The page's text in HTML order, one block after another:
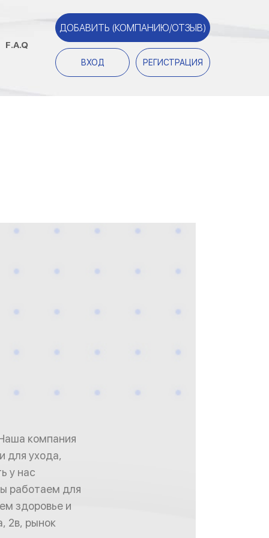
F.A.Q
ДОБАВИТЬ (КОМПАНИЮ/ОТЗЫВ)
ВХОД РЕГИСТРАЦИЯ
компания
для ухода,
у нас
работаем для
здоровье и
2в, рынок